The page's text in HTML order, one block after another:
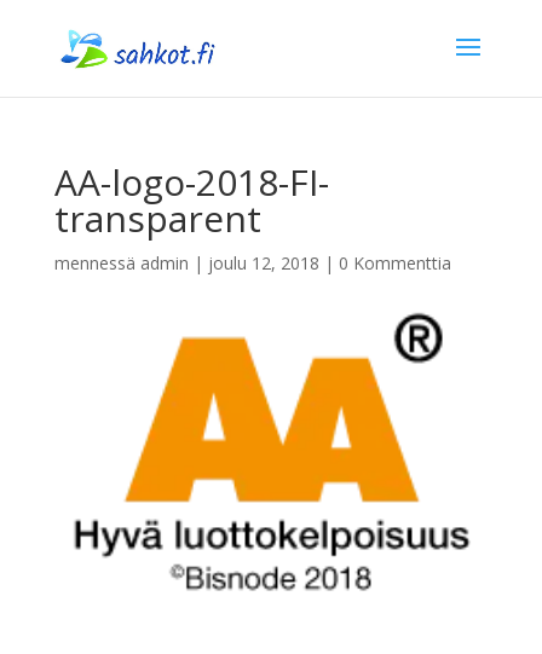
AA-logo-2018-FI-
transparent
mennessä admin | joulu 12, 2018 | 0 Kommenttia